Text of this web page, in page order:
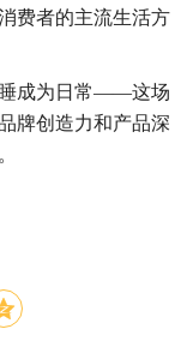
费者的主流生活方
睡成为日常——这场
牌创造力和产品深